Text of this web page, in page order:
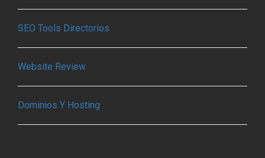
SEO Tools Directorios
Website Review
Dominios Y Hosting